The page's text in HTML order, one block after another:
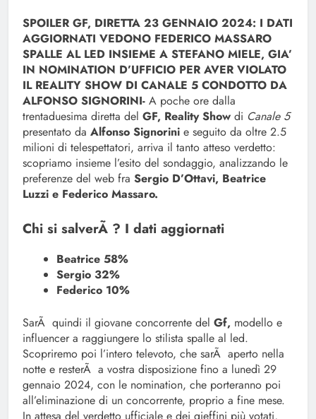
SPOILER GF, DIRETTA 23 GENNAIO 2024: I DATI
AGGIORNATI VEDONO FEDERICO MASSARO
SPALLE AL LED INSIEME A STEFANO MIELE, GIA’
IN NOMINATION D’UFFICIO PER AVER VIOLATO
IL REALITY SHOW DI CANALE 5 CONDOTTO DA
ALFONSO SIGNORINI- A poche ore dalla
trentaduesima diretta del GF, Reality Show di Canale 5
presentato da Alfonso Signorini e seguito da oltre 2.5
milioni di telespettatori, arriva il tanto atteso verdetto:
scopriamo insieme l’esito del sondaggio, analizzando le
preferenze del web fra Sergio D’Ottavi, Beatrice
Luzzi e Federico Massaro.
Chi si salverÃ ? I dati aggiornati
Beatrice 58%
Sergio 32%
Federico 10%
SarÃ quindi il giovane concorrente del Gf, modello e
influencer a raggiungere lo stilista spalle al led.
Scopriremo poi l’intero televoto, che sarÃ aperto nella
notte e resterÃ a vostra disposizione fino a lunedì 29
gennaio 2024, con le nomination, che porteranno poi
all’eliminazione di un concorrente, proprio a fine mese.